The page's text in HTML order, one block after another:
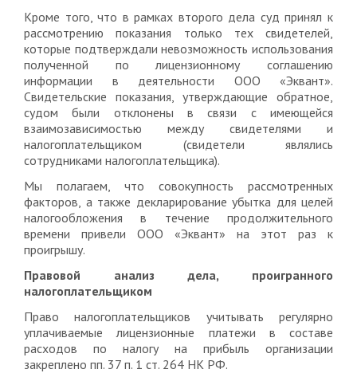
Кроме того, что в рамках второго дела суд принял к
рассмотрению показания только тех свидетелей,
которые подтверждали невозможность использования
полученной по лицензионному соглашению
информации в деятельности ООО «Эквант».
Свидетельские показания, утверждающие обратное,
судом были отклонены в связи с имеющейся
взаимозависимостью между свидетелями и
налогоплательщиком (свидетели являлись
сотрудниками налогоплательщика).
Мы полагаем, что совокупность рассмотренных
факторов, а также декларирование убытка для целей
налогообложения в течение продолжительного
времени привели ООО «Эквант» на этот раз к
проигрышу.
Правовой анализ дела, проигранного
налогоплательщиком
Право налогоплательщиков учитывать регулярно
уплачиваемые лицензионные платежи в составе
расходов по налогу на прибыль организации
закреплено пп. 37 п. 1 ст. 264 НК РФ.